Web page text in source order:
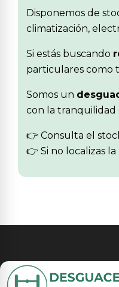
Disponemos de
climatización,
Si estás buscando
particulares como
Somos un
con la tranquilidad
👉 Consulta el
👉 Si no localizas